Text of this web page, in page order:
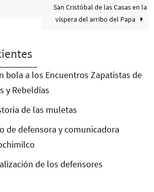
San Cristóbal de las Casas en la
víspera del arribo del Papa
bola a los Encuentros Zapatistas de
y Rebeldías
de las muletas
de defensora y comunicadora
de los defensores